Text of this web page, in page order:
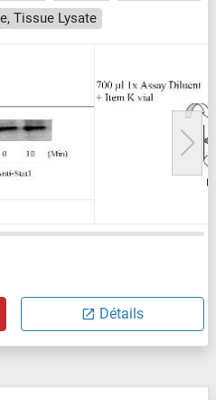
Tissue Lysate
Détails